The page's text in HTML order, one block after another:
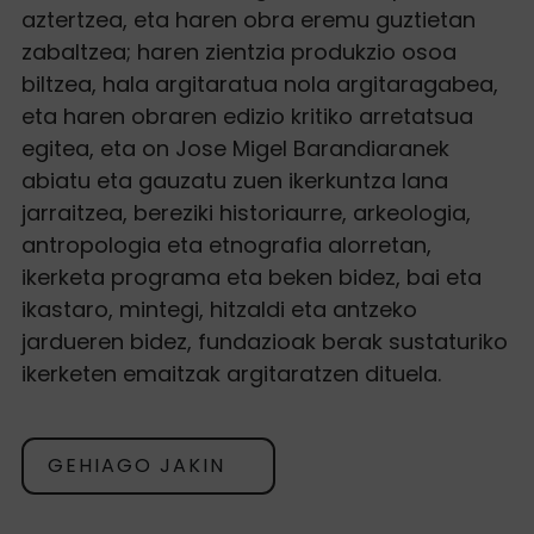
aztertzea, eta haren obra eremu guztietan
zabaltzea; haren zientzia produkzio osoa
biltzea, hala argitaratua nola argitaragabea,
eta haren obraren edizio kritiko arretatsua
egitea, eta on Jose Migel Barandiaranek
abiatu eta gauzatu zuen ikerkuntza lana
jarraitzea, bereziki historiaurre, arkeologia,
antropologia eta etnografia alorretan,
ikerketa programa eta beken bidez, bai eta
ikastaro, mintegi, hitzaldi eta antzeko
jardueren bidez, fundazioak berak sustaturiko
ikerketen emaitzak argitaratzen dituela.
GEHIAGO JAKIN